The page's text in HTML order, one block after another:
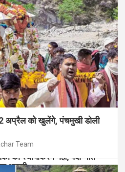
विभाग: 5 साल बाद भी हाईस्कूल
का स्थायीकरण नहीं, पदोन्नति
अटकी
अप्रैल को खुलेंगे, पंचमुखी डोली
Team